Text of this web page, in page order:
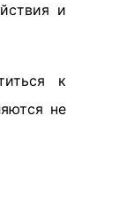
и
к
не